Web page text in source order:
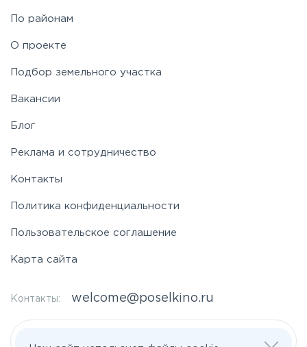
По районам
О проекте
Подбор земельного участка
Вакансии
Блог
Реклама и сотрудничество
Контакты
Политика конфиденциальности
Пользовательское соглашение
Карта сайта
Контакты: welcome@poselkino.ru